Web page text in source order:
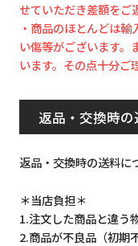
せていただき差額をご
・商品のほとんどは
い傷等がございます。
います。その点十分ご
返品・交換時の
返品・交換時の送料に
＊当店負担＊
1.注文した商品と違う
2.商品が不良品（初期